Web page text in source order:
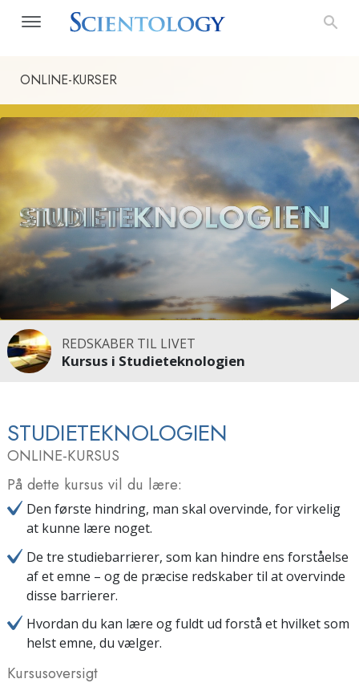
ONLINE-KURSER
REDSKABER TIL LIVET
Kursus i Studieteknologien
STUDIETEKNOLOGIEN
ONLINE-KURSUS
På dette kursus vil du lære:
Den første hindring, man skal overvinde, for virkelig
at kunne lære noget.
De tre studiebarrierer, som kan hindre ens forståelse
af et emne – og de præcise redskaber til at overvinde
disse barrierer.
Hvordan du kan lære og fuldt ud forstå et hvilket som
helst emne, du vælger.
Kursusoversigt